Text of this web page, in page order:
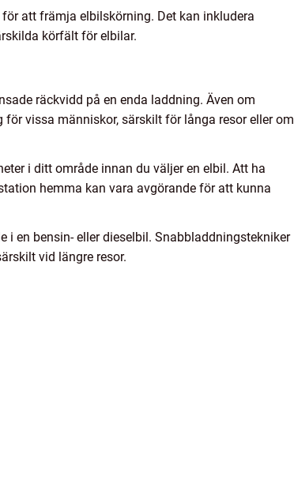
att främja elbilskörning. Det kan inkludera
körfält för elbilar.
räckvidd på en enda laddning. Även om
vissa människor, särskilt för långa resor eller om
i ditt område innan du väljer en elbil. Att ha
hemma kan vara avgörande för att kunna
en bensin- eller dieselbil. Snabbladdningstekniker
vid längre resor.